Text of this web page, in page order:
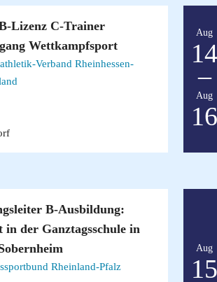
Lizenz C-Trainer
Wettkampfsport
Verband Rheinhessen-
Aug
14
–
Aug
16
B-Ausbildung:
in der Ganztagsschule in
Rheinland-Pfalz
Aug
15